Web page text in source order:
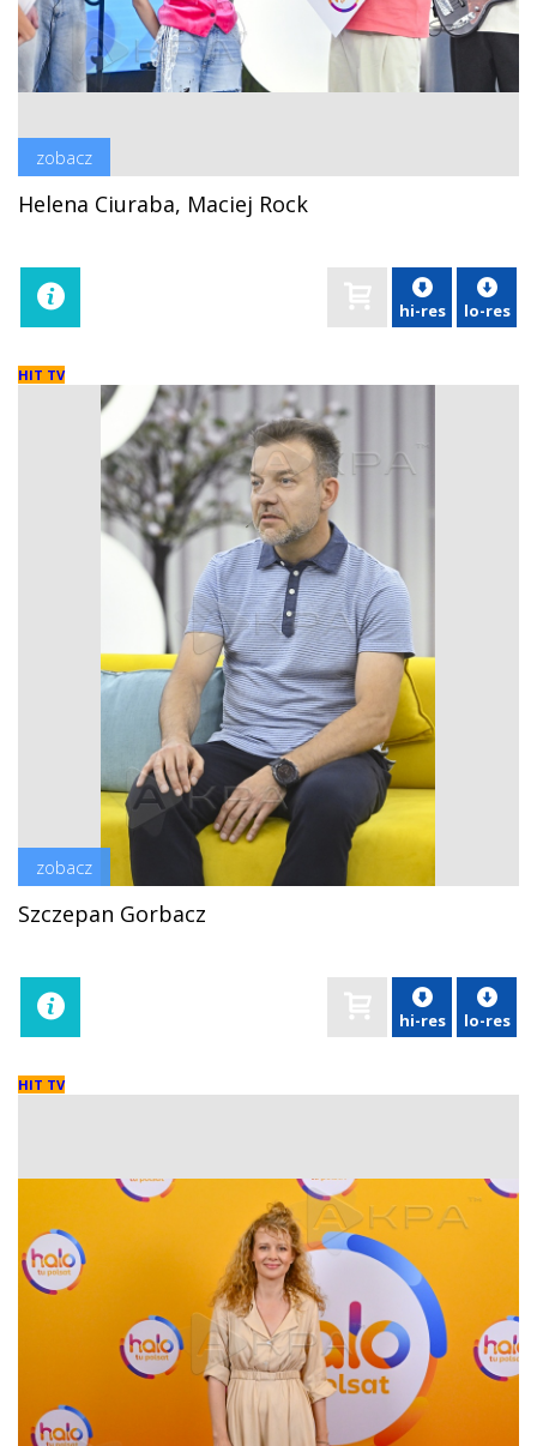
zobacz
Helena Ciuraba, Maciej Rock
hi-res lo-res
HIT TV
zobacz
Szczepan Gorbacz
hi-res lo-res
HIT TV